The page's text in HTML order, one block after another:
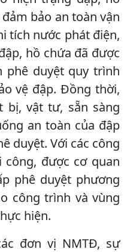
bảo an toàn vận
tích nước phát điện,
hồ chứa đã được
phê duyệt quy trình
vệ đập. Đồng thời,
bị, vật tư, sẵn sàng
an toàn của đập
duyệt. Với các công
được cơ quan
phê duyệt phương
công trình và vùng
hiện.
đơn vị NMTĐ, sự